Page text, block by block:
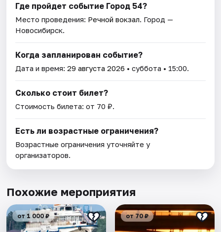
Где пройдет событие Город 54?
Место проведения: Речной вокзал. Город —
Новосибирск.
Когда запланирован событие?
Дата и время:29 августа 2026 • суббота • 15:00.
Сколько стоит билет?
Стоимость билета: от 70 ₽.
Есть ли возрастные ограничения?
Возрастные ограничения уточняйте у
организаторов.
Похожие мероприятия
от 1 000 ₽ от 70 ₽